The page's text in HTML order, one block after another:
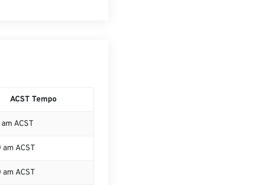
ACST Tempo
ACST
ACST
ACST